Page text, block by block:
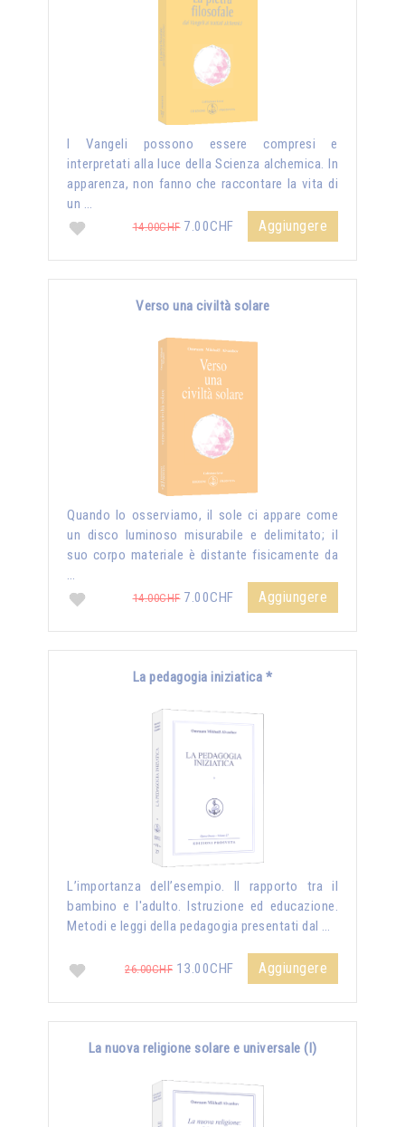
I Vangeli possono essere compresi e
interpretati alla luce della Scienza alchemica. In
apparenza, non fanno che raccontare la vita di
un …
14.00CHF7.00CHF Aggiungere
Verso una civiltà solare
Quando lo osserviamo, il sole ci appare come
un disco luminoso misurabile e delimitato; il
suo corpo materiale è distante fisicamente da
…
14.00CHF7.00CHF Aggiungere
La pedagogia iniziatica *
L’importanza dell’esempio. Il rapporto tra il
bambino e l'adulto. Istruzione ed educazione.
Metodi e leggi della pedagogia presentati dal …
26.00CHF 13.00CHF Aggiungere
La nuova religione solare e universale (I)